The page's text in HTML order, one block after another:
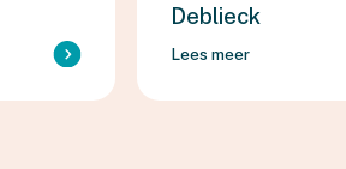
Deblieck
Lees meer